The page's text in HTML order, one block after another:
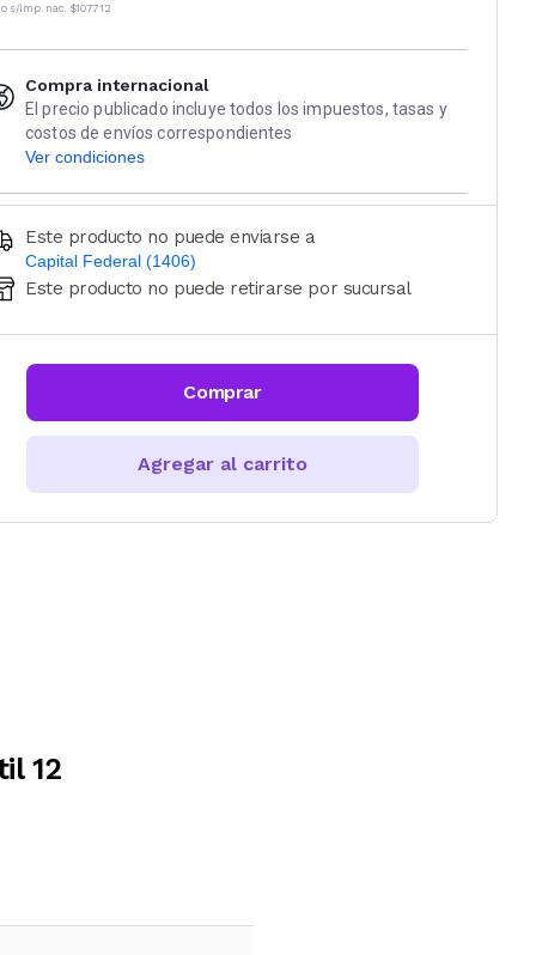
s/imp. nac. $107.712
Compra internacional
El precio publicado incluye todos los impuestos, tasas y
costos de envíos correspondientes
Ver condiciones
Este producto no puede enviarse a
Capital Federal (1406)
Ingresá código postal (sólo números)
CALCULAR
Este producto no puede retirarse por sucursal
Comprar
Agregar al carrito
12